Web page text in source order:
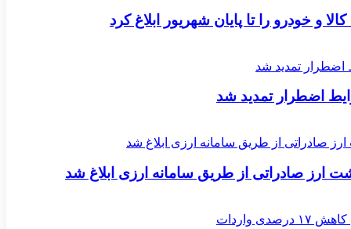
و خودرو را تا پایان شهریور ابلاغ کرد
اضطرار تمدید شد
صادراتی از طریق سامانه ارزی ابلاغ شد